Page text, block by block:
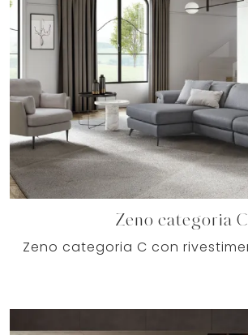
Zeno categoria C